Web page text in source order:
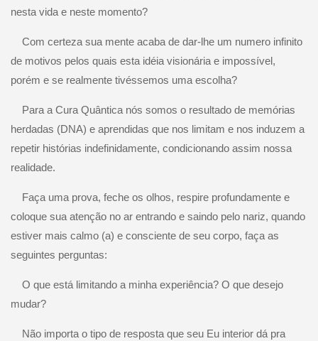
nesta vida e neste momento?
Com certeza sua mente acaba de dar-lhe um numero infinito
de motivos pelos quais esta idéia visionária e impossível,
porém e se realmente tivéssemos uma escolha?
Para a Cura Quântica nós somos o resultado de memórias
herdadas (DNA) e aprendidas que nos limitam e nos induzem a
repetir histórias indefinidamente, condicionando assim nossa
realidade.
Faça uma prova, feche os olhos, respire profundamente e
coloque sua atenção no ar entrando e saindo pelo nariz, quando
estiver mais calmo (a) e consciente de seu corpo, faça as
seguintes perguntas:
O que está limitando a minha experiência? O que desejo
mudar?
Não importa o tipo de resposta que seu Eu interior dá pra